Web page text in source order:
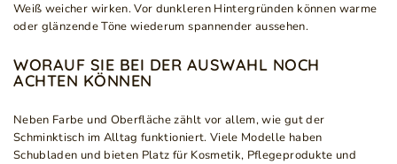
Weiß weicher wirken. Vor dunkleren Hintergründen können warme
oder glänzende Töne wiederum spannender aussehen.
WORAUF SIE BEI DER AUSWAHL NOCH
ACHTEN KÖNNEN
Neben Farbe und Oberfläche zählt vor allem, wie gut der
Schminktisch im Alltag funktioniert. Viele Modelle haben
Schubladen und bieten Platz für Kosmetik, Pflegeprodukte und